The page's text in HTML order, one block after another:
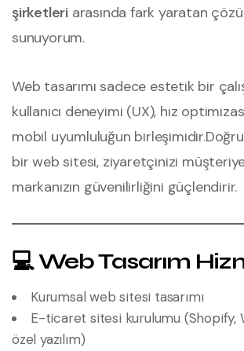
şirketleri arasında fark yaratan
sunuyorum.
Web tasarımı sadece estetik bir
kullanıcı deneyimi (UX), hız
mobil uyumluluğun birleşimidir.
bir web sitesi, ziyaretçinizi
markanızın güvenilirliğini güçlendirir.
💻 Web Tasarım
Kurumsal web sitesi tasarımı
E-ticaret sitesi kurulumu (Shopify,
özel yazılım)